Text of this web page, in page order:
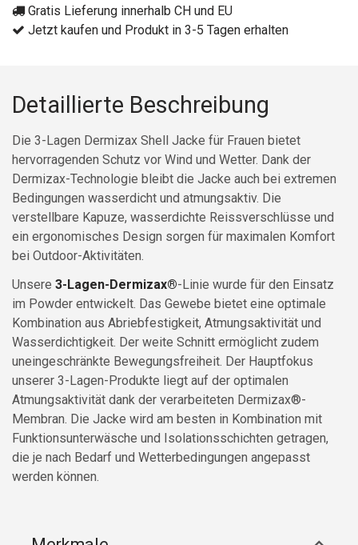
Gratis Lieferung innerhalb CH und EU
Jetzt kaufen und Produkt in 3-5 Tagen erhalten
Detaillierte Beschreibung
Die 3-Lagen Dermizax Shell Jacke für Frauen bietet
hervorragenden Schutz vor Wind und Wetter. Dank der
Dermizax-Technologie bleibt die Jacke auch bei extremen
Bedingungen wasserdicht und atmungsaktiv. Die
verstellbare Kapuze, wasserdichte Reissverschlüsse und
ein ergonomisches Design sorgen für maximalen Komfort
bei Outdoor-Aktivitäten.
Unsere 3-Lagen-Dermizax®-Linie wurde für den Einsatz
im Powder entwickelt. Das Gewebe bietet eine optimale
Kombination aus Abriebfestigkeit, Atmungsaktivität und
Wasserdichtigkeit. Der weite Schnitt ermöglicht zudem
uneingeschränkte Bewegungsfreiheit. Der Hauptfokus
unserer 3-Lagen-Produkte liegt auf der optimalen
Atmungsaktivität dank der verarbeiteten Dermizax®-
Membran. Die Jacke wird am besten in Kombination mit
Funktionsunterwäsche und Isolationsschichten getragen,
die je nach Bedarf und Wetterbedingungen angepasst
werden können.